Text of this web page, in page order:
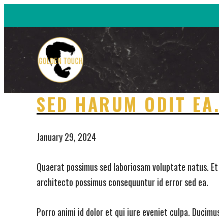
to
Golden
Touch
Naturals
SED HARUM ODIT EA.
January 29, 2024
Quaerat possimus sed laboriosam voluptate natus.
architecto possimus consequuntur id error sed ea.
Porro animi id dolor et qui iure eveniet culpa.